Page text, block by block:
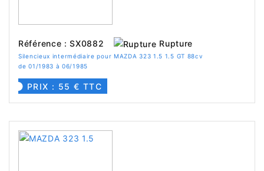
Référence : SX0882 Rupture
Silencieux intermédiaire pour MAZDA 323 1.5 1.5 GT 88cv
de 01/1983 à 06/1985
PRIX : 55 € TTC